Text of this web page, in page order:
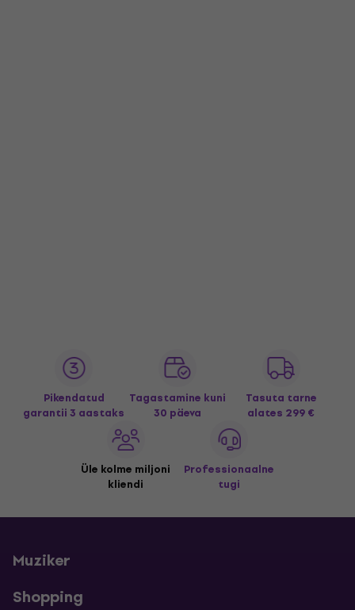
Pikendatud
garantii 3 aastaks
Tagastamine kuni
30 päeva
Tasuta tarne
alates 299 €
Üle kolme miljoni
kliendi
Professionaalne
tugi
Muziker
Shopping